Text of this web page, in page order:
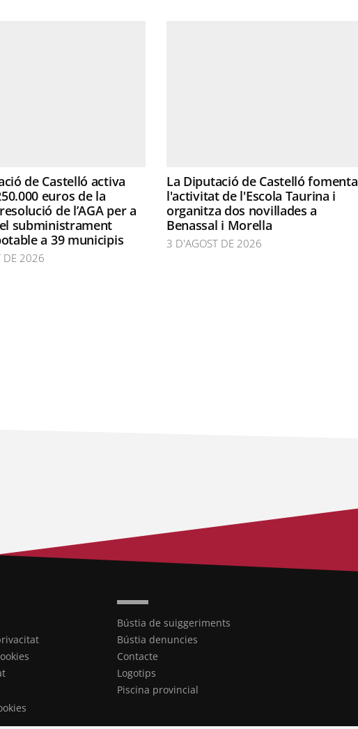
de Castelló activa
euros de la
de l’AGA per a
subministrament
a 39 municipis
DE 2026
La Diputació de Castelló fomenta
l'activitat de l'Escola Taurina i
organitza dos novillades a
Benassal i Morella
3 D'AGOST DE 2026
Bústia de suiggeriments
Bústia denuncies
Contacte
Logotips
Piscina provincial